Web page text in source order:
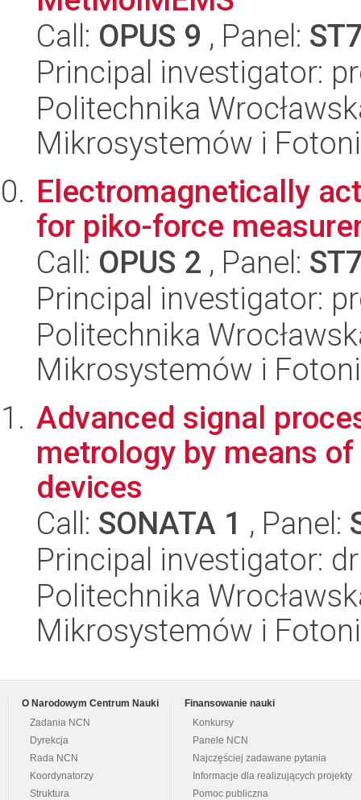
Call: OPUS 9 , Panel:
Principal investigator:
Politechnika
Mikrosystemów i
Electromagnetically
for piko-force
Call: OPUS 2 , Panel:
Principal investigator:
Politechnika
Mikrosystemów i
Advanced signal
metrology by means
devices
Call: SONATA 1 , Panel:
Principal investigator:
Politechnika
Mikrosystemów i
O Narodowym Centrum Nauki
Zadania NCN
Dyrekcja
Rada NCN
Koordynatorzy
Struktura
Finansowanie nauki
Konkursy
Panele NCN
Najczęściej zadawane pytania
Informacje dla realizujących projekty
Pomoc publiczna